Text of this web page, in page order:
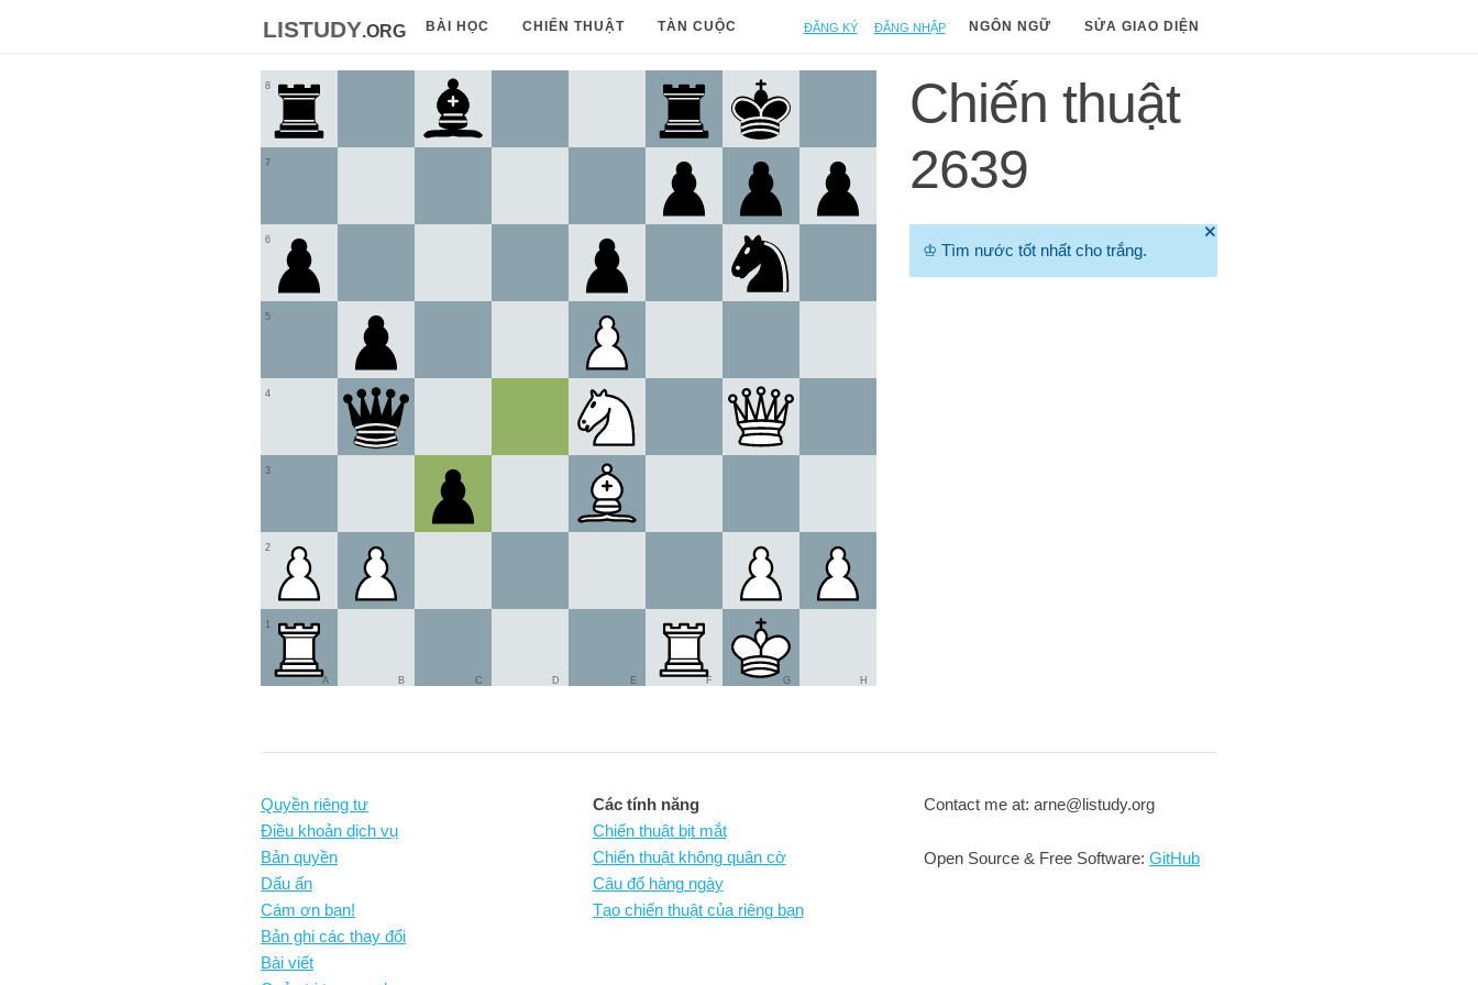
listudy.org BÀI HỌC CHIẾN THUẬT TÀN CUỘC Đăng ký Đăng nhập NGÔN NGỮ SỬA GIAO DIỆN
1
2
3
4
5
6
7
8
A B C D E F G H
Chiến thuật
2639
🞫
♔ Tìm nước tốt nhất cho trắng.
Quyền riêng tư
Điều khoản dịch vụ
Bản quyền
Dấu ấn
Cám ơn bạn!
Bản ghi các thay đổi
Bài viết
Các tính năng
Chiến thuật bịt mắt
Chiến thuật không quân cờ
Câu đố hàng ngày
Tạo chiến thuật của riêng bạn
Contact me at: arne@listudy.org
Open Source & Free Software:GitHub